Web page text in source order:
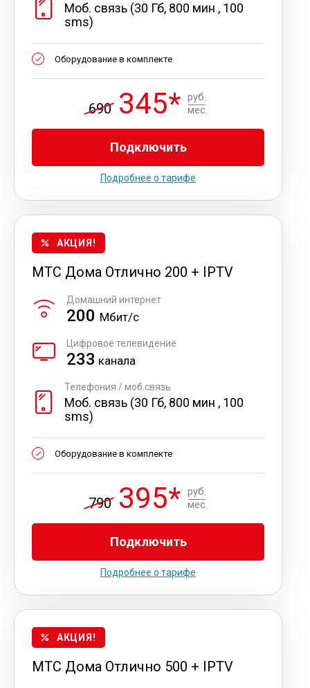
Моб. связь (30 Гб, 800 мин , 100
sms)
Оборудование в комплекте
690 345* руб.
мес.
Подключить
Подробнее о тарифе
МТС Дома Отлично 200 + IPTV
АКЦИЯ!
200 Мбит/с
Домашний интернет
233 канала
Цифровое телевидение
Моб. связь (30 Гб, 800 мин , 100
sms)
Телефония / моб.связь
Оборудование в комплекте
790 395* руб.
мес.
Подключить
Подробнее о тарифе
МТС Дома Отлично 500 + IPTV
АКЦИЯ!